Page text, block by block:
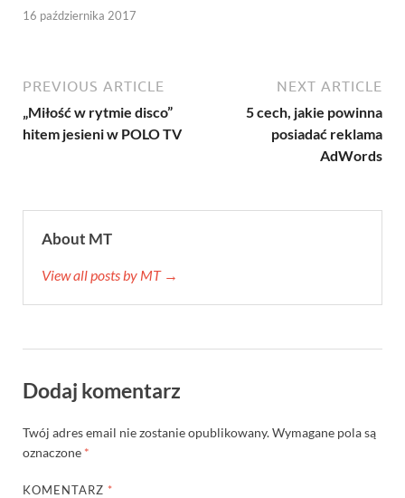
16 października 2017
PREVIOUS ARTICLE
„Miłość w rytmie disco”
hitem jesieni w POLO TV
NEXT ARTICLE
5 cech, jakie powinna
posiadać reklama
AdWords
About MT
View all posts by MT →
Dodaj komentarz
Twój adres email nie zostanie opublikowany.Wymagane pola są
oznaczone *
KOMENTARZ *